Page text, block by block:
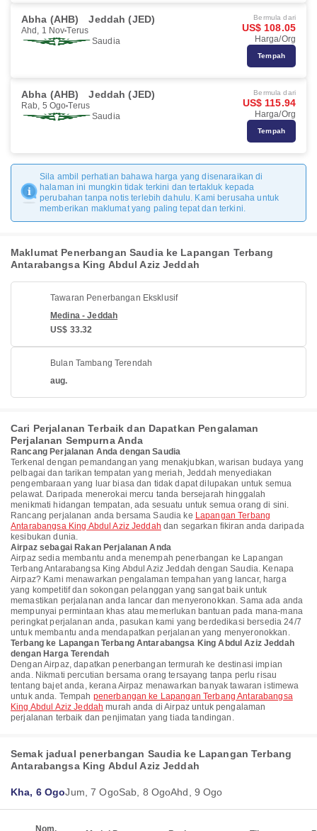
Abha (AHB) Jeddah (JED)
Ahd, 1 Nov Terus
Saudia
Bermula dari
US$ 108.05
Harga/Org
Tempah
Abha (AHB) Jeddah (JED)
Rab, 5 Ogo Terus
Saudia
Bermula dari
US$ 115.94
Harga/Org
Tempah
Sila ambil perhatian bahawa harga yang disenaraikan di
halaman ini mungkin tidak terkini dan tertakluk kepada
perubahan tanpa notis terlebih dahulu. Kami berusaha untuk
memberikan maklumat yang paling tepat dan terkini.
Maklumat Penerbangan Saudia ke Lapangan Terbang
Antarabangsa King Abdul Aziz Jeddah
Tawaran Penerbangan Eksklusif
Medina - Jeddah
US$ 33.32
Bulan Tambang Terendah
aug.
Cari Perjalanan Terbaik dan Dapatkan Pengalaman
Perjalanan Sempurna Anda
Rancang Perjalanan Anda dengan Saudia
Terkenal dengan pemandangan yang menakjubkan, warisan budaya yang
pelbagai dan tarikan tempatan yang meriah, Jeddah menyediakan
pengembaraan yang luar biasa dan tidak dapat dilupakan untuk semua
pelawat. Daripada menerokai mercu tanda bersejarah hinggalah
menikmati hidangan tempatan, ada sesuatu untuk semua orang di sini.
Rancang perjalanan anda bersama Saudia ke Lapangan Terbang
Antarabangsa King Abdul Aziz Jeddah dan segarkan fikiran anda daripada
kesibukan dunia.
Airpaz sebagai Rakan Perjalanan Anda
Airpaz sedia membantu anda menempah penerbangan ke Lapangan
Terbang Antarabangsa King Abdul Aziz Jeddah dengan Saudia. Kenapa
Airpaz? Kami menawarkan pengalaman tempahan yang lancar, harga
yang kompetitif dan sokongan pelanggan yang sangat baik untuk
memastikan perjalanan anda lancar dan menyeronokkan. Sama ada anda
mempunyai permintaan khas atau memerlukan bantuan pada mana-mana
peringkat perjalanan anda, pasukan kami yang berdedikasi bersedia 24/7
untuk membantu anda mendapatkan perjalanan yang menyeronokkan.
Terbang ke Lapangan Terbang Antarabangsa King Abdul Aziz Jeddah
dengan Harga Terendah
Dengan Airpaz, dapatkan penerbangan termurah ke destinasi impian
anda. Nikmati percutian bersama orang tersayang tanpa perlu risau
tentang bajet anda, kerana Airpaz menawarkan banyak tawaran istimewa
untuk anda. Tempah penerbangan ke Lapangan Terbang Antarabangsa
King Abdul Aziz Jeddah murah anda di Airpaz untuk pengalaman
perjalanan terbaik dan penjimatan yang tiada tandingan.
Semak jadual penerbangan Saudia ke Lapangan Terbang
Antarabangsa King Abdul Aziz Jeddah
Kha, 6 OgoJum, 7 OgoSab, 8 OgoAhd, 9 Ogo
Nom.